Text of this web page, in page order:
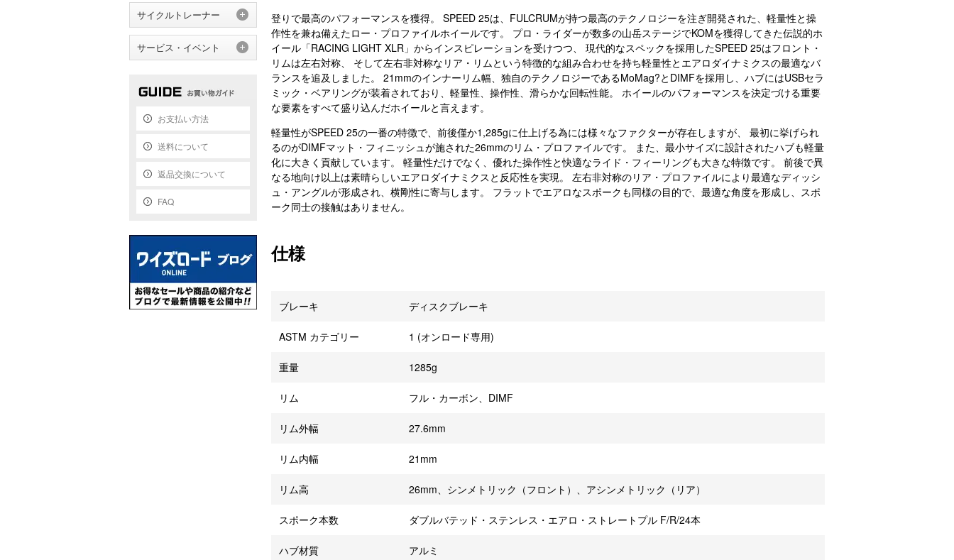
登りで最高のパフォーマンスを獲得。 SPEED 25は、FULCRUMが持つ最高のテクノロジーを注ぎ開発された、軽量性と操
作性を兼ね備えたロー・プロファイルホイールです。 プロ・ライダーが数多の山岳ステージでKOMを獲得してきた伝説的ホ
イール「RACING LIGHT XLR」からインスピレーションを受けつつ、 現代的なスペックを採用したSPEED 25はフロント・
リムは左右対称、 そして左右非対称なリア・リムという特徴的な組み合わせを持ち軽量性とエアロダイナミクスの最適なバ
ランスを追及しました。 21mmのインナーリム幅、独自のテクノロジーであるMoMag?とDIMFを採用し、ハブにはUSBセラ
ミック・ベアリングが装着されており、軽量性、操作性、滑らかな回転性能。 ホイールのパフォーマンスを決定づける重要
な要素をすべて盛り込んだホイールと言えます。
軽量性がSPEED 25の一番の特徴で、前後僅か1,285gに仕上げる為には様々なファクターが存在しますが、 最初に挙げられ
るのがDIMFマット・フィニッシュが施された26mmのリム・プロファイルです。 また、最小サイズに設計されたハブも軽量
化に大きく貢献しています。 軽量性だけでなく、優れた操作性と快適なライド・フィーリングも大きな特徴です。 前後で異
なる地向け以上は素晴らしいエアロダイナミクスと反応性を実現。 左右非対称のリア・プロファイルにより最適なディッシ
ュ・アングルが形成され、横剛性に寄与します。 フラットでエアロなスポークも同様の目的で、最適な角度を形成し、スポ
ーク同士の接触はありません。
仕様
ブレーキ ディスクブレーキ
ASTM カテゴリー 1 (オンロード専用)
重量 1285g
リム フル・カーボン、DIMF
リム外幅 27.6mm
リム内幅 21mm
リム高 26mm、シンメトリック（フロント）、アシンメトリック（リア）
スポーク本数 ダブルバテッド・ステンレス・エアロ・ストレートプル F/R/24本
ハブ材質 アルミ
サイクルトレーナー
サービス・イベント
お支払い方法
送料について
返品交換について
FAQ